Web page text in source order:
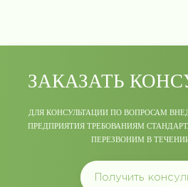
ЗАКАЗАТЬ
ДЛЯ КОНСУЛЬТАЦИИ ПО ВОПРОСАМ
ПРЕДПРИЯТИЯ ТРЕБОВАНИЯМ
ПЕРЕЗВОНИМ В
Получить